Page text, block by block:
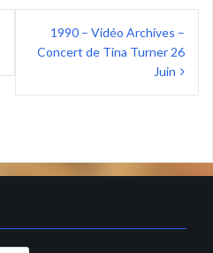
1990 – Vidéo Archives –
Concert de Tina Turner 26
Juin